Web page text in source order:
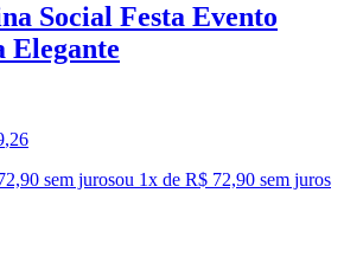
Social Festa Evento
Elegante
,26
sem jurosou 1x de R$ 72,90 sem juros